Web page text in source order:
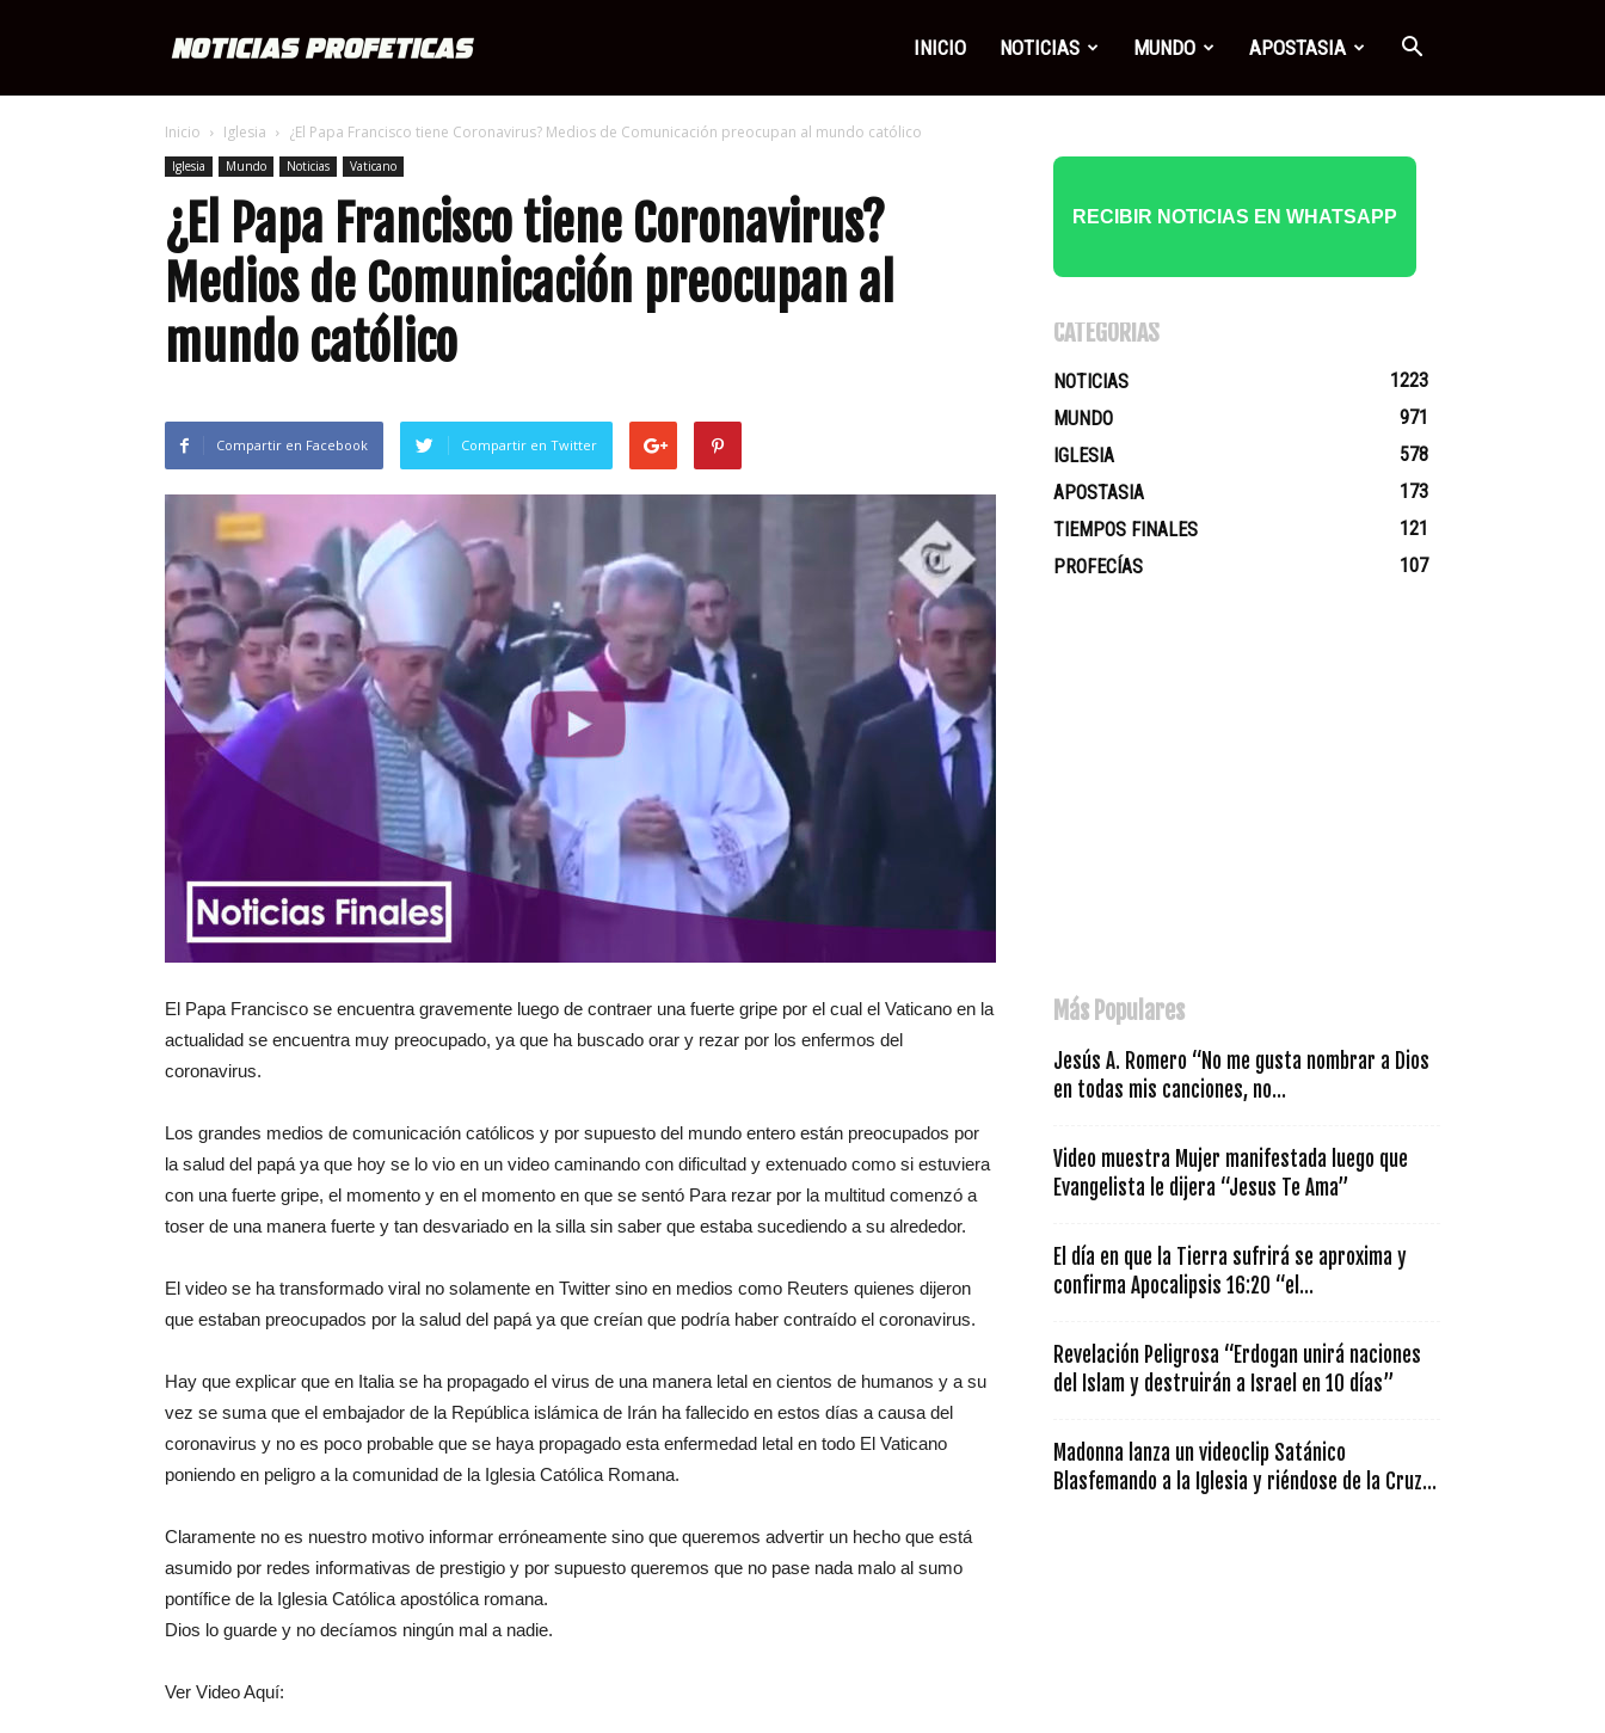
Proféticas
INICIO NOTICIAS MUNDO APOSTASIA
Inicio Iglesia ¿El Papa Francisco tiene Coronavirus? Medios de Comunicación preocupan al mundo católico
Iglesia Mundo Noticias Vaticano
¿El Papa Francisco tiene Coronavirus?
Medios de Comunicación preocupan al
mundo católico
Compartir en Facebook Compartir en Twitter
El Papa Francisco se encuentra gravemente luego de contraer una fuerte gripe por el cual el Vaticano en la
actualidad se encuentra muy preocupado, ya que ha buscado orar y rezar por los enfermos del
coronavirus.
Los grandes medios de comunicación católicos y por supuesto del mundo entero están preocupados por
la salud del papá ya que hoy se lo vio en un video caminando con dificultad y extenuado como si estuviera
con una fuerte gripe, el momento y en el momento en que se sentó Para rezar por la multitud comenzó a
toser de una manera fuerte y tan desvariado en la silla sin saber que estaba sucediendo a su alrededor.
El video se ha transformado viral no solamente en Twitter sino en medios como Reuters quienes dijeron
que estaban preocupados por la salud del papá ya que creían que podría haber contraído el coronavirus.
Hay que explicar que en Italia se ha propagado el virus de una manera letal en cientos de humanos y a su
vez se suma que el embajador de la República islámica de Irán ha fallecido en estos días a causa del
coronavirus y no es poco probable que se haya propagado esta enfermedad letal en todo El Vaticano
poniendo en peligro a la comunidad de la Iglesia Católica Romana.
Claramente no es nuestro motivo informar erróneamente sino que queremos advertir un hecho que está
asumido por redes informativas de prestigio y por supuesto queremos que no pase nada malo al sumo
pontífice de la Iglesia Católica apostólica romana.
Dios lo guarde y no decíamos ningún mal a nadie.
Ver Video Aquí:
RECIBIR NOTICIAS EN WHATSAPP
CATEGORÍAS
NOTICIAS
1223
MUNDO
971
IGLESIA
578
APOSTASIA
173
TIEMPOS FINALES
121
PROFECÍAS
107
Más Populares
Jesús A. Romero “No me gusta nombrar a Dios
en todas mis canciones, no...
Video muestra Mujer manifestada luego que
Evangelista le dijera “Jesus Te Ama”
El día en que la Tierra sufrirá se aproxima y
confirma Apocalipsis 16:20 “el...
Revelación Peligrosa “Erdogan unirá naciones
del Islam y destruirán a Israel en 10 días”
Madonna lanza un videoclip Satánico
Blasfemando a la Iglesia y riéndose de la Cruz...